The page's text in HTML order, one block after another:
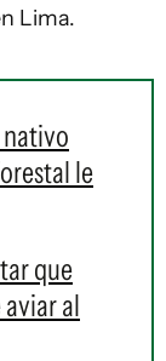
Lima.
le
que
al